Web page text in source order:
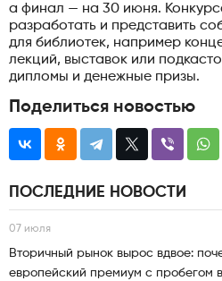
а финал — на 30 июня.
разработать и представить
для библиотек, например
лекций, выставок или
дипломы и денежные призы.
Поделиться новостью
ПОСЛЕДНИЕ НОВОСТИ
07 июля
Вторичный рынок вырос вдвое:
европейский премиум с пробегом